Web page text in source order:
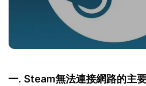
一. Steam無法連接網路的主